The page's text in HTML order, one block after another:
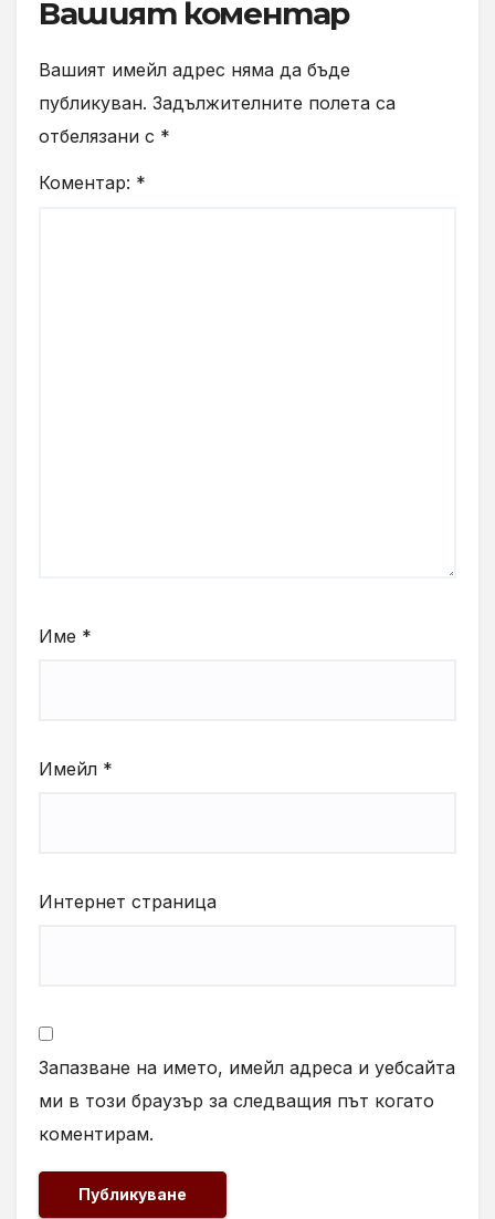
Вашият коментар
Вашият имейл адрес няма да бъде
публикуван. Задължителните полета са
отбелязани с *
Коментар: *
Име *
Имейл *
Интернет страница
Запазване на името, имейл адреса и уебсайта
ми в този браузър за следващия път когато
коментирам.